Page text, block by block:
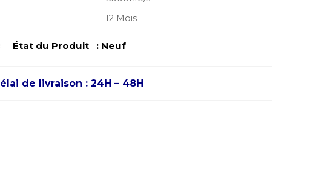
12 Mois
État du Produit : Neuf
de livraison : 24H – 48H